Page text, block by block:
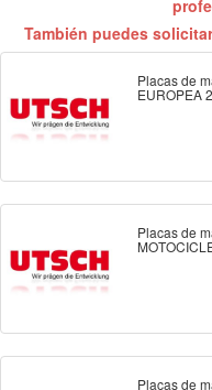
También puedes
Placas de
EUROPEA
Placas de
Placas de